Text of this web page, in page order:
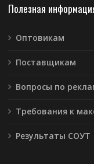
Полезная
Оптовикам
Поставщикам
Вопросы по
Требования к
Результаты СОУТ